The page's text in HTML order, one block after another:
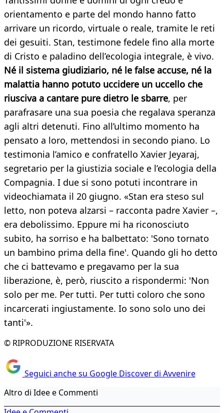
orientamento e parte del mondo hanno fatto
arrivare un ricordo, virtuale o reale, tramite le reti
dei gesuiti. Stan, testimone fedele fino alla morte
di Cristo e paladino dell’ecologia integrale, è vivo.
Né il sistema giudiziario, né le false accuse, né la
malattia hanno potuto uccidere un uccello che
riusciva a cantare pure dietro le sbarre, per
parafrasare una sua poesia che regalava speranza
agli altri detenuti. Fino all’ultimo momento ha
pensato a loro, mettendosi in secondo piano. Lo
testimonia l’amico e confratello Xavier Jeyaraj,
segretario per la giustizia sociale e l’ecologia della
Compagnia. I due si sono potuti incontrare in
videochiamata il 20 giugno. «Stan era steso sul
letto, non poteva alzarsi – racconta padre Xavier –,
era debolissimo. Eppure mi ha riconosciuto
subito, ha sorriso e ha balbettato: 'Sono tornato
un bambino prima della fine'. Quando gli ho detto
che ci battevamo e pregavamo per la sua
liberazione, è, però, riuscito a rispondermi: 'Non
solo per me. Per tutti. Per tutti coloro che sono
incarcerati ingiustamente. Io sono solo uno dei
tanti'».
© RIPRODUZIONE RISERVATA
Seguici anche su Google Discover di Avvenire
Altro di Idee e Commenti